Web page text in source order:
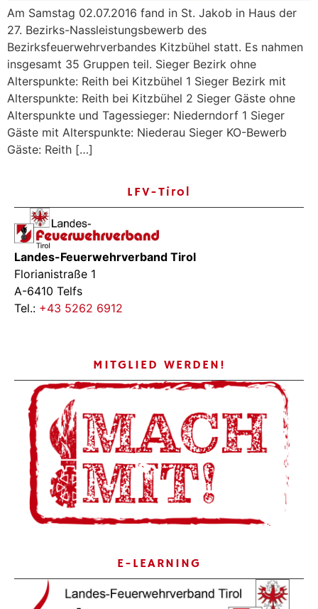
Am Samstag 02.07.2016 fand in St. Jakob in Haus der
27. Bezirks-Nassleistungsbewerb des
Bezirksfeuerwehrverbandes Kitzbühel statt. Es nahmen
insgesamt 35 Gruppen teil. Sieger Bezirk ohne
Alterspunkte: Reith bei Kitzbühel 1 Sieger Bezirk mit
Alterspunkte: Reith bei Kitzbühel 2 Sieger Gäste ohne
Alterspunkte und Tagessieger: Niederndorf 1 Sieger
Gäste mit Alterspunkte: Niederau Sieger KO-Bewerb
Gäste: Reith […]
LFV-Tirol
Landes-Feuerwehrverband Tirol
Florianistraße 1
A-6410 Telfs
Tel.: +43 5262 6912
MITGLIED WERDEN!
E-LEARNING